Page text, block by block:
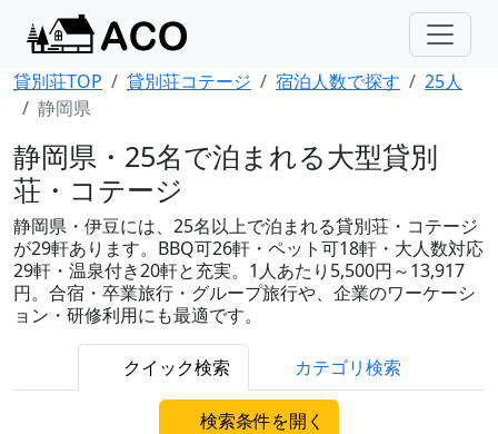
貸別荘TOP 貸別荘コテージ 宿泊人数で探す
25人
静岡県
静岡県・25名で泊まれる大型貸別
荘・コテージ
静岡県・伊豆には、25名以上で泊まれる貸別荘・コテージ
が29軒あります。BBQ可26軒・ペット可18軒・大人数対応
29軒・温泉付き20軒と充実。1人あたり5,500円～13,917
円。合宿・卒業旅行・グループ旅行や、企業のワーケーシ
ョン・研修利用にも最適です。
クイック検索 カテゴリ検索
検索条件を開く